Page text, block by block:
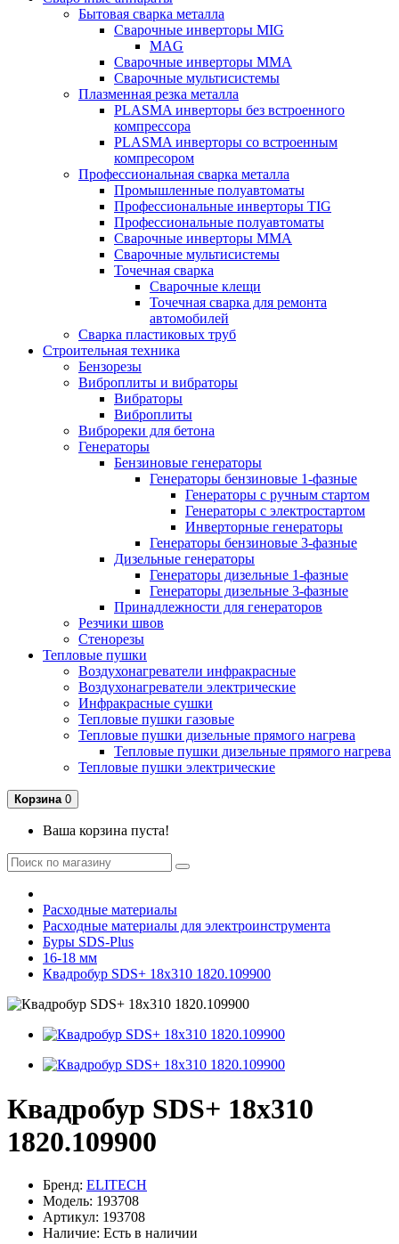
Бытовая сварка металла
Сварочные инверторы MIG
MAG
Сварочные инверторы ММА
Сварочные мультисистемы
Плазменная резка металла
PLASMA инверторы без встроенного
компрессора
PLASMA инверторы со встроенным
компресором
Профессиональная сварка металла
Промышленные полуавтоматы
Профессиональные инверторы TIG
Профессиональные полуавтоматы
Сварочные инверторы ММА
Сварочные мультисистемы
Точечная сварка
Сварочные клещи
Точечная сварка для ремонта
автомобилей
Сварка пластиковых труб
Строительная техника
Бензорезы
Виброплиты и вибраторы
Вибраторы
Виброплиты
Виброреки для бетона
Генераторы
Бензиновые генераторы
Генераторы бензиновые 1-фазные
Генераторы с ручным стартом
Генераторы с электростартом
Инверторные генераторы
Генераторы бензиновые 3-фазные
Дизельные генераторы
Генераторы дизельные 1-фазные
Генераторы дизельные 3-фазные
Принадлежности для генераторов
Резчики швов
Стенорезы
Тепловые пушки
Воздухонагреватели инфракрасные
Воздухонагреватели электрические
Инфракрасные сушки
Тепловые пушки газовые
Тепловые пушки дизельные прямого нагрева
Тепловые пушки дизельные прямого нагрева
Тепловые пушки электрические
Корзина 0
Ваша корзина пуста!
Расходные материалы
Расходные материалы для электроинструмента
Буры SDS-Plus
16-18 мм
Квадробур SDS+ 18х310 1820.109900
Квадробур SDS+ 18х310
1820.109900
Бренд: ELITECH
Модель: 193708
Артикул: 193708
Наличие: Есть в наличии